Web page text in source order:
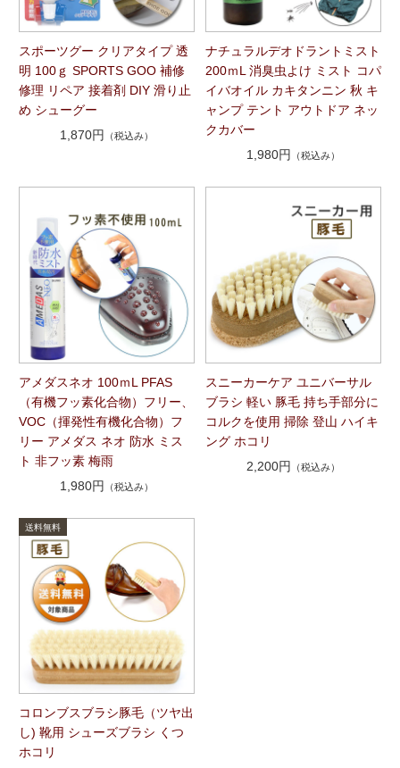
スポーツグー クリアタイプ 透
明 100ｇ SPORTS GOO 補修
修理 リペア 接着剤 DIY 滑り止
め シューグー
1,870円
（税込み）
ナチュラルデオドラントミスト
200ｍL 消臭虫よけ ミスト コパ
イバオイル カキタンニン 秋 キ
ャンプ テント アウトドア ネッ
クカバー
1,980円
（税込み）
アメダスネオ 100ｍL PFAS
（有機フッ素化合物）フリー、
VOC（揮発性有機化合物）フ
リー アメダス ネオ 防水 ミス
ト 非フッ素 梅雨
1,980円 （税込み）
スニーカーケア ユニバーサル
ブラシ 軽い 豚毛 持ち手部分に
コルクを使用 掃除 登山 ハイキ
ング ホコリ
2,200円
（税込み）
コロンブスブラシ豚毛（ツヤ出
し) 靴用 シューズブラシ くつ
ホコリ